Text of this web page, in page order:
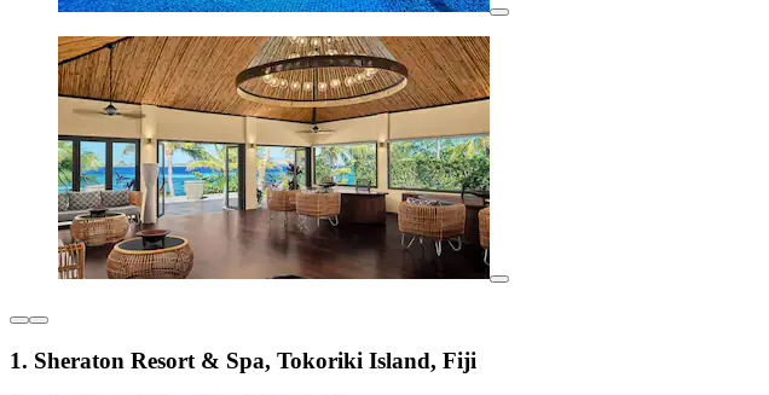
1. Sheraton Resort & Spa, Tokoriki Island, Fiji